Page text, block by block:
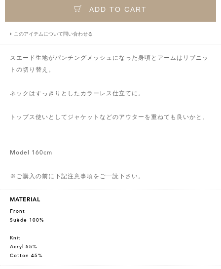
ADD TO CART
このアイテムについて問い合わせる
スエード生地がパンチングメッシュになった身頃とアームはリブニッ
トの切り替え。
ネックはすっきりとしたカラーレス仕立てに。
トップス使いとしてジャケットなどのアウターを重ねても良いかと。
Model 160cm
※ご購入の前に下記注意事項をご一読下さい。
MATERIAL
Front
Suède 100%
Knit
Acryl 55%
Cotton 45%